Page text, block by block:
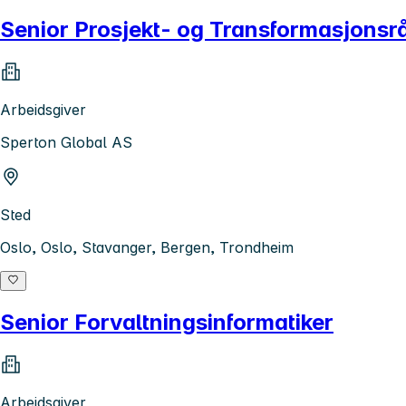
Senior Prosjekt- og
Arbeidsgiver
Sperton Global AS
Sted
Oslo, Oslo, Stavanger, Bergen, Trondheim
Senior Forvaltningsinformatiker
Arbeidsgiver